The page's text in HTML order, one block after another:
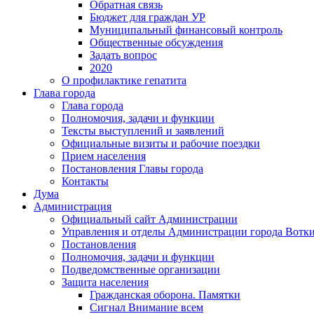
Обратная связь
Бюджет для граждан УР
Муниципальный финансовый контроль
Общественные обсуждения
Задать вопрос
2020
О профилактике гепатита
Глава города
Глава города
Полномочия, задачи и функции
Тексты выступлений и заявлений
Официальные визиты и рабочие поездки
Прием населения
Постановления Главы города
Контакты
Дума
Администрация
Официальный сайт Администрации
Управления и отделы Администрации города
Постановления
Полномочия, задачи и функции
Подведомственные организации
Защита населения
Гражданская оборона. Памятки
Сигнал Внимание всем